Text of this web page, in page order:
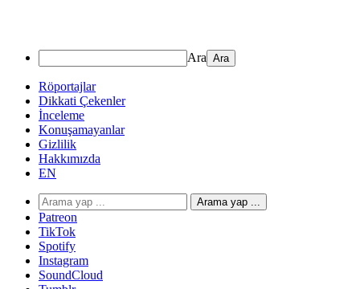
Ara
Röportajlar
Dikkati Çekenler
İnceleme
Konuşamayanlar
Gizlilik
Hakkımızda
EN
Arama yap ...
Patreon
TikTok
Spotify
Instagram
SoundCloud